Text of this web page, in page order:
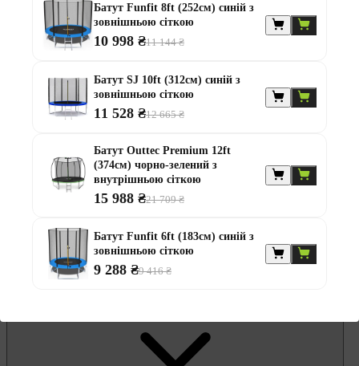
Комплекти садових меблів
Лавки садові
Надувні батути та водні гірки
Садові та балконні меблі
Стільці садові
Столи садові
Альтанки
Батут Funfit 8ft (252см) синій з
зовнішньою сіткою
10 998 ₴11 144 ₴
Батут SJ 10ft (312см) синій з
зовнішньою сіткою
11 528 ₴12 665 ₴
Батут Outtec Premium 12ft
(374см) чорно-зелений з
внутрішньою сіткою
15 988 ₴21 709 ₴
Батут Funfit 6ft (183см) синій з
зовнішньою сіткою
9 288 ₴9 416 ₴